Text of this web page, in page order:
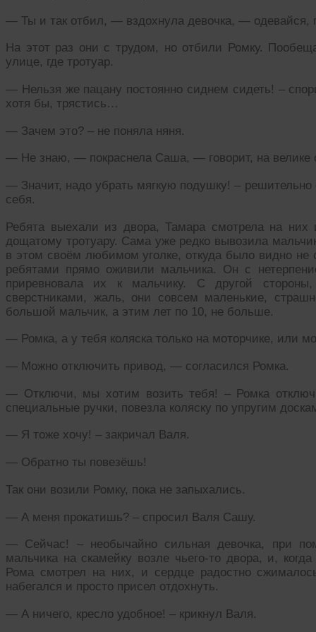
— Ты и так отбил, — вздохнула девочка, — одевайся,
На этот раз они с трудом, но отбили Ромку.
улице, где тротуар.
— Нельзя же пацану постоянно сиднем сидеть! –
хотя бы, трястись…
— Зачем это? – не поняла няня.
— Не знаю, — покраснела Саша, — говорит, на велике
— Значит, надо убрать мягкую подушку! –
себя.
Ребята выехали из двора, Тамара смотрела на них
дощатому тротуару. Сама уже редко вывозила
в этом своём любимом уголке, откуда было видно
ребятами прямо оживили мальчика. Он с
приревновала их к мальчику. С другой
сверстниками, жаль, они совсем маленькие,
большой мальчик, а этим лет по 10, не больше.
— Ромка, а у тебя коляска только на моторчике, или
— Можно отключить привод, — согласился Ромка.
— Отключи, мы хотим возить тебя! – Ромка
специальные ручки, повезла коляску по упругим
— Я тоже хочу! – закричал Валя.
— Обратно ты повезёшь!
Так они возили Ромку, пока не запыхались.
— А меня прокатишь? – спросил Валя Сашу.
— Сейчас! – необычайно сильная девочка, при
мальчика на скамейку возле чьего-то двора, и,
Рома смотрел на них, и сердце радостно
набегался и просто присел отдохнуть.
— А ничего, кресло удобное! – крикнул Валя.